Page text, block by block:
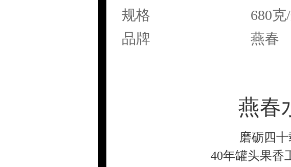
规格
680克
品牌
燕春
燕春
磨砺四十
40年罐头果香